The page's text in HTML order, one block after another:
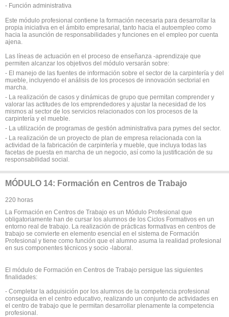
- Función administrativa
Este módulo profesional contiene la formación necesaria para desarrollar la
propia iniciativa en el ámbito empresarial, tanto hacia el autoempleo como
hacia la asunción de responsabilidades y funciones en el empleo por cuenta
ajena.
Las líneas de actuación en el proceso de enseñanza -aprendizaje que
permiten alcanzar los objetivos del módulo versarán sobre:
- El manejo de las fuentes de información sobre el sector de la carpintería y del
mueble, incluyendo el análisis de los procesos de innovación sectorial en
marcha.
- La realización de casos y dinámicas de grupo que permitan comprender y
valorar las actitudes de los emprendedores y ajustar la necesidad de los
mismos al sector de los servicios relacionados con los procesos de la
carpintería y el mueble.
- La utilización de programas de gestión administrativa para pymes del sector.
- La realización de un proyecto de plan de empresa relacionada con la
actividad de la fabricación de carpintería y mueble, que incluya todas las
facetas de puesta en marcha de un negocio, así como la justificación de su
responsabilidad social.
MÓDULO 14: Formación en Centros de Trabajo
220 horas
La Formación en Centros de Trabajo es un Módulo Profesional que
obligatoriamente han de cursar los alumnos de los Ciclos Formativos en un
entorno real de trabajo. La realización de prácticas formativas en centros de
trabajo se convierte en elemento esencial en el sistema de Formación
Profesional y tiene como función que el alumno asuma la realidad profesional
en sus componentes técnicos y socio -laboral.
El módulo de Formación en Centros de Trabajo persigue las siguientes
finalidades:
- Completar la adquisición por los alumnos de la competencia profesional
conseguida en el centro educativo, realizando un conjunto de actividades en
el centro de trabajo que le permitan desarrollar plenamente la competencia
profesional.